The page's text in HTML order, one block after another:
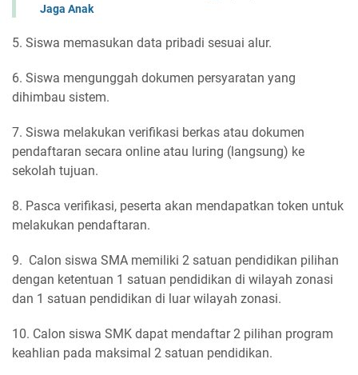
Jaga Anak
5. Siswa memasukan data pribadi sesuai alur.
6. Siswa mengunggah dokumen persyaratan yang
dihimbau sistem.
7. Siswa melakukan verifikasi berkas atau dokumen
pendaftaran secara online atau luring (langsung) ke
sekolah tujuan.
8. Pasca verifikasi, peserta akan mendapatkan token untuk
melakukan pendaftaran.
9. Calon siswa SMA memiliki 2 satuan pendidikan pilihan
dengan ketentuan 1 satuan pendidikan di wilayah zonasi
dan 1 satuan pendidikan di luar wilayah zonasi.
10. Calon siswa SMK dapat mendaftar 2 pilihan program
keahlian pada maksimal 2 satuan pendidikan.